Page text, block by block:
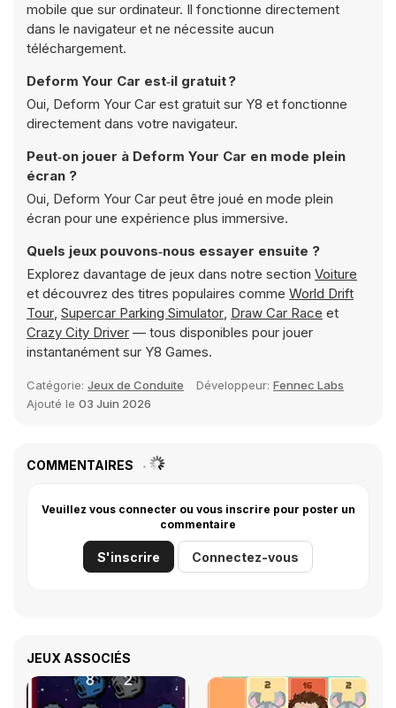
mobile que sur ordinateur. Il fonctionne directement
dans le navigateur et ne nécessite aucun
téléchargement.
Deform Your Car est‑il gratuit ?
Oui, Deform Your Car est gratuit sur Y8 et fonctionne
directement dans votre navigateur.
Peut‑on jouer à Deform Your Car en mode plein
écran ?
Oui, Deform Your Car peut être joué en mode plein
écran pour une expérience plus immersive.
Quels jeux pouvons‑nous essayer ensuite ?
Explorez davantage de jeux dans notre section Voiture
et découvrez des titres populaires comme World Drift
Tour, Supercar Parking Simulator, Draw Car Race et
Crazy City Driver — tous disponibles pour jouer
instantanément sur Y8 Games.
Catégorie: Jeux de Conduite Développeur: Fennec Labs
Ajouté le 03 Juin 2026
COMMENTAIRES
Veuillez vous connecter ou vous inscrire pour poster un
commentaire
S'inscrire Connectez-vous
JEUX ASSOCIÉS